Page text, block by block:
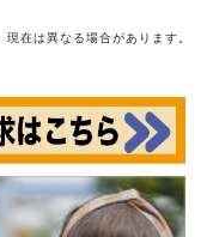
在は異なる場合があります。